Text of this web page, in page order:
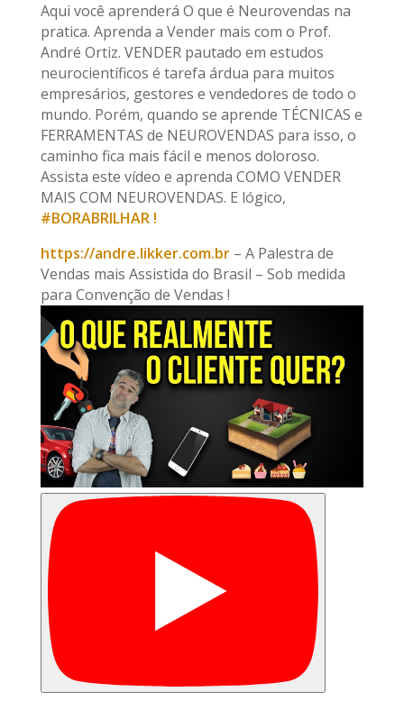
Aqui você aprenderá O que é Neurovendas na
pratica. Aprenda a Vender mais com o Prof.
André Ortiz. VENDER pautado em estudos
neurocientíficos é tarefa árdua para muitos
empresários, gestores e vendedores de todo o
mundo. Porém, quando se aprende TÉCNICAS e
FERRAMENTAS de NEUROVENDAS para isso, o
caminho fica mais fácil e menos doloroso.
Assista este vídeo e aprenda COMO VENDER
MAIS COM NEUROVENDAS. E lógico,
#BORABRILHAR !
https://andre.likker.com.br– A Palestra de
Vendas mais Assistida do Brasil – Sob medida
para Convenção de Vendas !